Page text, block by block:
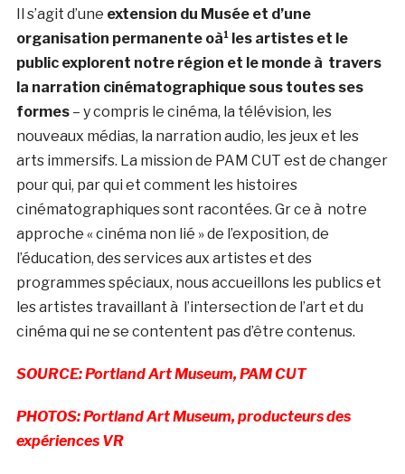
Il s’agit d’une extension du Musée et d’une
organisation permanente oà¹ les artistes et le
public explorent notre région et le monde à travers
la narration cinématographique sous toutes ses
formes– y compris le cinéma, la télévision, les
nouveaux médias, la narration audio, les jeux et les
arts immersifs. La mission de PAM CUT est de changer
pour qui, par qui et comment les histoires
cinématographiques sont racontées. Gr ce à notre
approche « cinéma non lié » de l’exposition, de
l’éducation, des services aux artistes et des
programmes spéciaux, nous accueillons les publics et
les artistes travaillant à l’intersection de l’art et du
cinéma qui ne se contentent pas d’être contenus.
SOURCE: Portland Art Museum, PAM CUT
PHOTOS: Portland Art Museum, producteurs des
expériences VR